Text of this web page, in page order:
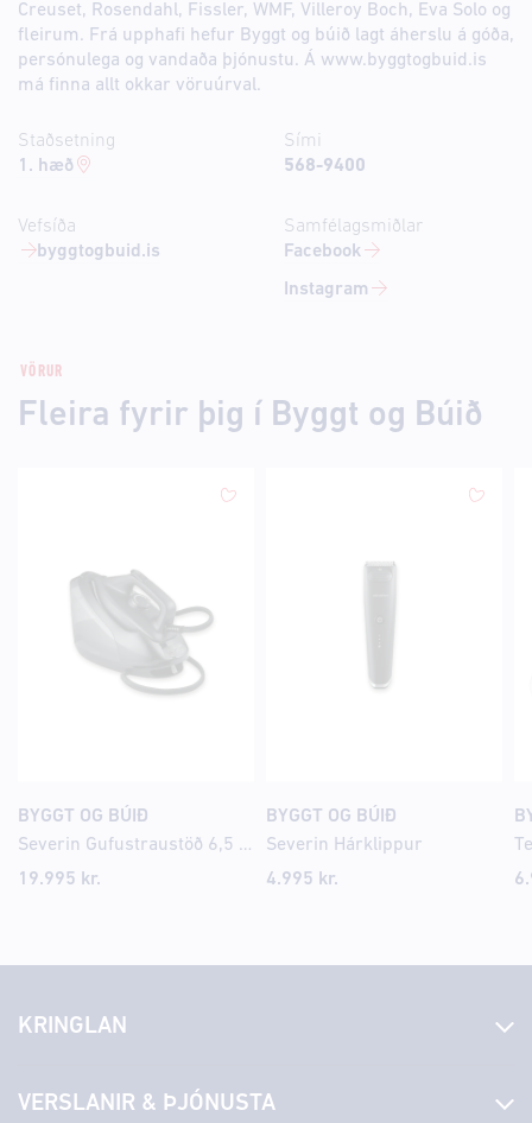
Creuset, Rosendahl, Fissler, WMF, Villeroy Boch, Eva Solo og
fleirum. Frá upphafi hefur Byggt og búið lagt áherslu á góða,
persónulega og vandaða þjónustu. Á www.byggtogbuid.is
má finna allt okkar vöruúrval.
Staðsetning
1. hæð
Vefsíða
byggtogbuid.is
Sími
568-9400
Samfélagsmiðlar
Facebook
Instagram
VÖRUR
Fleira fyrir þig í Byggt og Búið
BYGGT OG BÚIÐ
Severin Gufustraustöð 6,5 bar
19.995 kr.
BYGGT OG BÚIÐ
Severin Hárklippur
4.995 kr.
KRINGLAN
Laus störf
VERSLANIR & ÞJÓNUSTA